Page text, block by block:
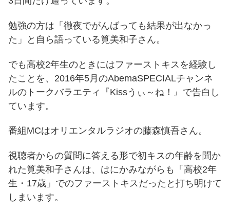
勉強の方は「徹夜でがんばっても結果が出なかっ
た」と自ら語っている筧美和子さん。
でも高校2年生のときにはファーストキスを経験し
たことを、2016年5月のAbemaSPECIALチャンネ
ルのトークバラエティ『Kissうぃ～ね！』で告白し
ています。
番組MCはオリエンタルラジオの藤森慎吾さん。
視聴者からの質問に答える形で初キスの年齢を聞か
れた筧美和子さんは、はにかみながらも「高校2年
生・17歳」でのファーストキスだったと打ち明けて
しまいます。